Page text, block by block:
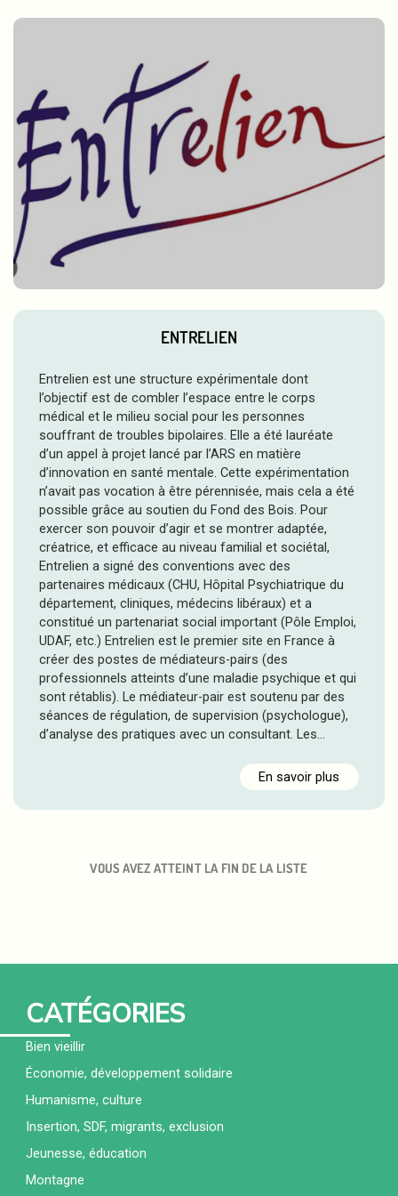
ENTRELIEN
Entrelien est une structure expérimentale dont
l’objectif est de combler l’espace entre le corps
médical et le milieu social pour les personnes
souffrant de troubles bipolaires. Elle a été lauréate
d’un appel à projet lancé par l’ARS en matière
d’innovation en santé mentale. Cette expérimentation
n’avait pas vocation à être pérennisée, mais cela a été
possible grâce au soutien du Fond des Bois. Pour
exercer son pouvoir d’agir et se montrer adaptée,
créatrice, et efficace au niveau familial et sociétal,
Entrelien a signé des conventions avec des
partenaires médicaux (CHU, Hôpital Psychiatrique du
département, cliniques, médecins libéraux) et a
constitué un partenariat social important (Pôle Emploi,
UDAF, etc.) Entrelien est le premier site en France à
créer des postes de médiateurs-pairs (des
professionnels atteints d’une maladie psychique et qui
sont rétablis). Le médiateur-pair est soutenu par des
séances de régulation, de supervision (psychologue),
d’analyse des pratiques avec un consultant. Les…
En savoir plus
VOUS AVEZ ATTEINT LA FIN DE LA LISTE
CATÉGORIES
Bien vieillir
Économie, développement solidaire
Humanisme, culture
Insertion, SDF, migrants, exclusion
Jeunesse, éducation
Montagne